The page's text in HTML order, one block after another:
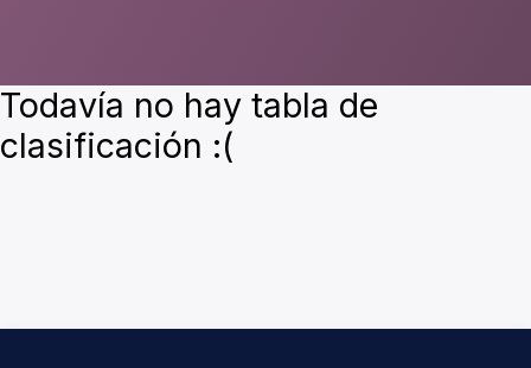
Todavía no hay tabla de
clasificación :(